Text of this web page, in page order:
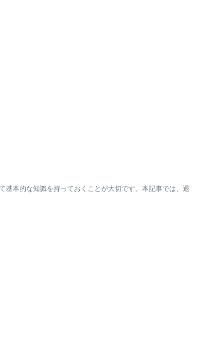
本的な知識を持っておくことが大切です。本記事では、退